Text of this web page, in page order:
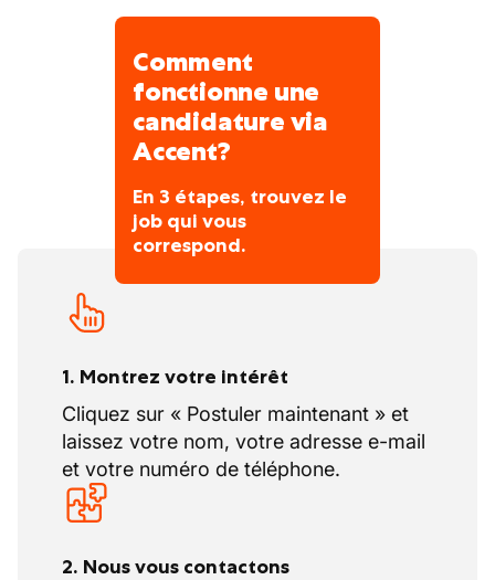
Comment
fonctionne une
candidature via
Accent?
En 3 étapes, trouvez le
job qui vous
correspond.
1. Montrez votre intérêt
Cliquez sur « Postuler maintenant » et
laissez votre nom, votre adresse e-mail
et votre numéro de téléphone.
2. Nous vous contactons